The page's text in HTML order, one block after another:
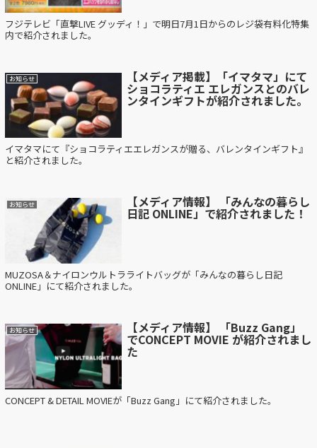
フジテレビ「直撃LIVE グッディ！」で明日7月1日からのレジ袋有料化特集
内で紹介されました。
お知らせ 【メディア掲載】「イマタマ」にて
ショコラティエ エレガンスとのバレ
ンタインギフトが紹介されました。
イマタマにて『ショコラティエエレガンスが贈る、バレンタインギフト』
と紹介されました。
お知らせ 【メディア情報】 「みんなの暮らし
日記 ONLINE」で紹介されました！
MUZOSA＆ナイロンウルトラライトバッグが「みんなの暮らし日記
ONLINE」にて紹介されました。
お知らせ 【メディア情報】 「Buzz Gang」
でCONCEPT MOVIE が紹介されまし
た
CONCEPT & DETAIL MOVIEが「Buzz Gang」にて紹介されました。